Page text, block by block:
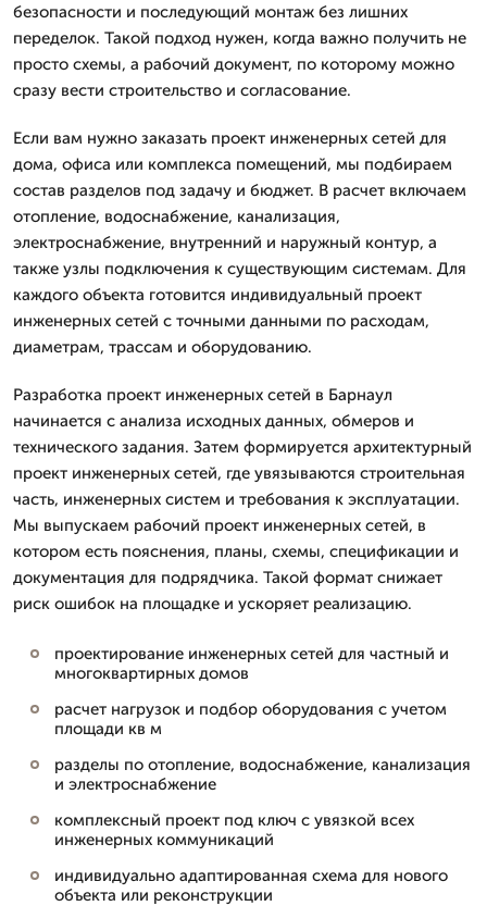
безопасности и последующий монтаж без лишних
переделок. Такой подход нужен, когда важно получить не
просто схемы, а рабочий документ, по которому можно
сразу вести строительство и согласование.
Если вам нужно заказать проект инженерных сетей для
дома, офиса или комплекса помещений, мы подбираем
состав разделов под задачу и бюджет. В расчет включаем
отопление, водоснабжение, канализация,
электроснабжение, внутренний и наружный контур, а
также узлы подключения к существующим системам. Для
каждого объекта готовится индивидуальный проект
инженерных сетей с точными данными по расходам,
диаметрам, трассам и оборудованию.
Разработка проект инженерных сетей в Барнаул
начинается с анализа исходных данных, обмеров и
технического задания. Затем формируется архитектурный
проект инженерных сетей, где увязываются строительная
часть, инженерных систем и требования к эксплуатации.
Мы выпускаем рабочий проект инженерных сетей, в
котором есть пояснения, планы, схемы, спецификации и
документация для подрядчика. Такой формат снижает
риск ошибок на площадке и ускоряет реализацию.
проектирование инженерных сетей для частный и
многоквартирных домов
расчет нагрузок и подбор оборудования с учетом
площади кв м
разделы по отопление, водоснабжение, канализация
и электроснабжение
комплексный проект под ключ с увязкой всех
инженерных коммуникаций
индивидуально адаптированная схема для нового
объекта или реконструкции